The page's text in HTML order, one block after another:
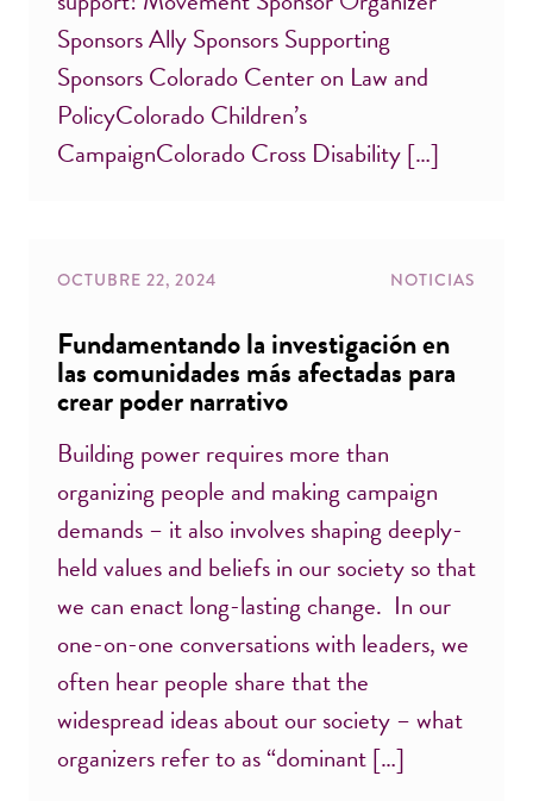
Sponsors Ally Sponsors Supporting
Sponsors Colorado Center on Law and
PolicyColorado Children’s
CampaignColorado Cross Disability […]
OCTUBRE 22, 2024 NOTICIAS
Fundamentando la investigación en
las comunidades más afectadas para
crear poder narrativo
Building power requires more than
organizing people and making campaign
demands – it also involves shaping deeply-
held values and beliefs in our society so that
we can enact long-lasting change. In our
one-on-one conversations with leaders, we
often hear people share that the
widespread ideas about our society – what
organizers refer to as “dominant […]